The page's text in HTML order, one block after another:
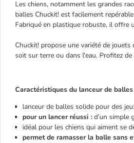
Les chiens, notamment les grandes
balles Chuckit! est facilement
Fabriqué en plastique robuste, il offre
Chuckit! propose une variété de
soit sur terre ou dans l'eau. Profitez
Caractéristiques du lanceur de
lanceur de balles solide pour des
pour un lancer réussi : d’un simple
idéal pour les chiens qui aiment se
permet de ramasser la balle sans